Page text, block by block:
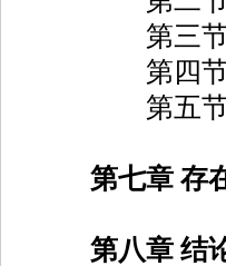
第三节 节
第四节 节
第五节 本
第七章 存
第八章 结